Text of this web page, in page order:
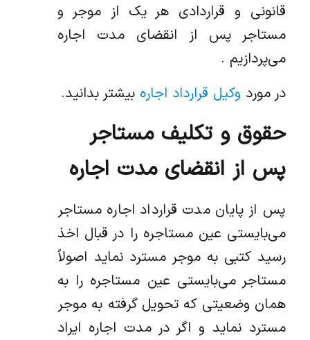
قانونی و قراردادی هر یک از موجر و
مستاجر پس از انقضای مدت اجاره
می‌پردازیم .
در مورد وکیل قرارداد اجاره بیشتر بدانید.
حقوق و تکلیف مستاجر
پس از انقضای مدت اجاره
پس از پایان مدت قرارداد اجاره مستاجر
می‌بایستی عین مستاجره را در قبال اخذ
رسید کتبی به موجر مسترد نماید اصولاً
مستاجر می‌بایستی عین مستاجره را به
همان وضعیتی که تحویل گرفته به موجر
مسترد نماید و اگر در مدت اجاره ایراد